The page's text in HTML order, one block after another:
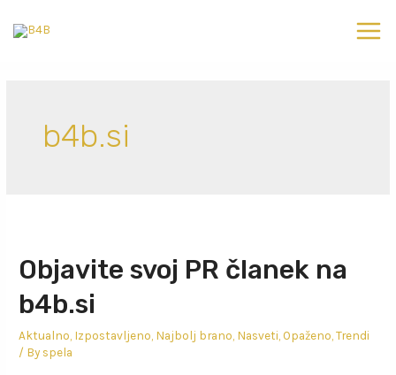
b4b.si
Objavite svoj PR članek na
b4b.si
Aktualno Izpostavljeno Najbolj brano Nasveti ,Opaženo ,Trendi
/ By spela